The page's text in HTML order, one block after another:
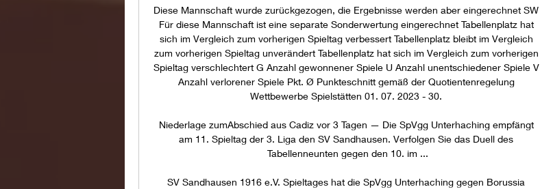
Diese Mannschaft wurde zurückgezogen, die Ergebnisse werden aber eingerechnet SW
Für diese Mannschaft ist eine separate Sonderwertung eingerechnet Tabellenplatz hat
sich im Vergleich zum vorherigen Spieltag verbessert Tabellenplatz bleibt im Vergleich
zum vorherigen Spieltag unverändert Tabellenplatz hat sich im Vergleich zum vorherigen
Spieltag verschlechtert G Anzahl gewonnener Spiele U Anzahl unentschiedener Spiele V
Anzahl verlorener Spiele Pkt. Ø Punkteschnitt gemäß der Quotientenregelung
Wettbewerbe Spielstätten 01. 07. 2023 - 30.
Niederlage zumAbschied aus Cadiz vor 3 Tagen — Die SpVgg Unterhaching empfängt
am 11. Spieltag der 3. Liga den SV Sandhausen. Verfolgen Sie das Duell des
Tabellenneunten gegen den 10. im ...
SV Sandhausen 1916 e.V. Spieltages hat die SpVgg Unterhaching gegen Borussia